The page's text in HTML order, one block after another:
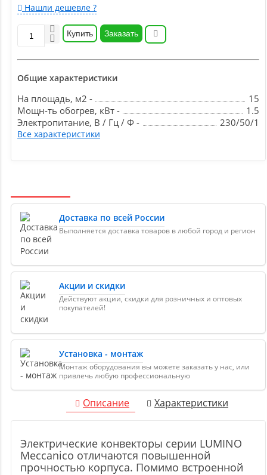
Нашли дешевле ?
Купить Заказать
Общие характеристики
На площадь, м2 -
15
Мощн-ть обогрев, кВт -
1.5
Электропитание, В / Гц / Ф -
230/50/1
Все характеристики
Доставка по всей России
Выполняется доставка товаров в любой город и регион
Акции и скидки
Действуют акции, скидки для розничных и оптовых
покупателей!
Установка - монтаж
Монтаж оборудования вы можете заказать у нас, или
привлечь любую профессиональную
Описание Характеристики
Электрические конвекторы серии LUMINO
Meccanico отличаются повышенной
прочностью корпуса. Помимо встроенной